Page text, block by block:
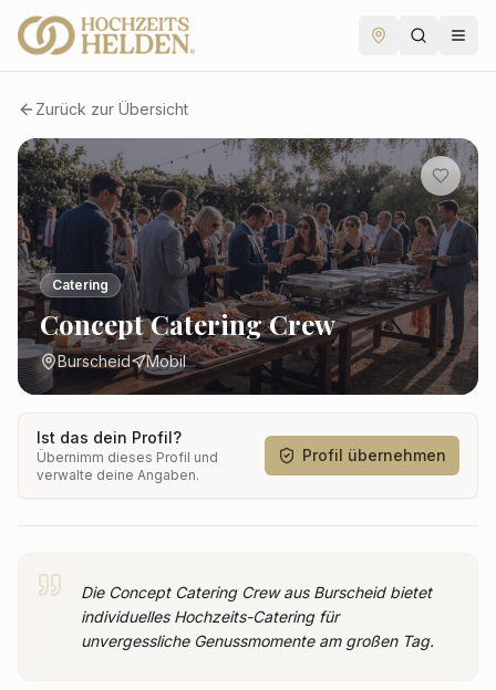
Zurück zur Übersicht
Catering
Concept Catering Crew
Burscheid Mobil
Ist das dein Profil?
Übernimm dieses Profil und
verwalte deine Angaben.
Profil übernehmen
Die Concept Catering Crew aus Burscheid bietet
individuelles Hochzeits-Catering für
unvergessliche Genussmomente am großen Tag.